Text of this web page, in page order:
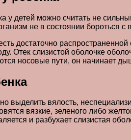
у детей можно считать не
не в состоянии бороться с
достаточно
Отек слизистой оболочке
носовые пути, он начинает
вялость,
вязкие, зеленого либо
и разбухает слизистая